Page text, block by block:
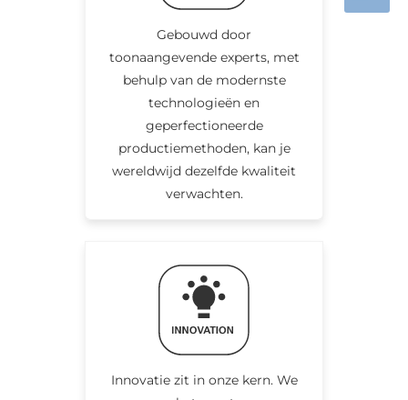
Gebouwd door
toonaangevende experts, met
behulp van de modernste
technologieën en
geperfectioneerde
productiemethoden, kan je
wereldwijd dezelfde kwaliteit
verwachten.
Innovatie zit in onze kern. We